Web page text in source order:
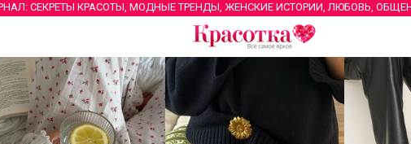
СЕКРЕТЫ КРАСОТЫ, МОДНЫЕ ТРЕНДЫ, ЖЕНСКИЕ ИСТОРИИ, ЛЮБОВЬ,